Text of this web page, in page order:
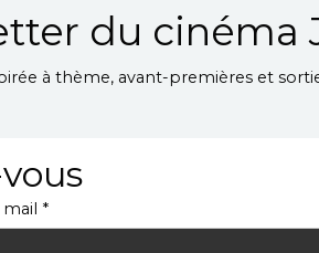
du cinéma
à thème, avant-premières et
mail *